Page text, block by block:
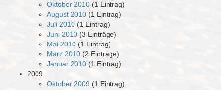
Oktober 2010 (1 Eintrag)
August 2010 (1 Eintrag)
Juli 2010 (1 Eintrag)
Juni 2010 (3 Einträge)
Mai 2010 (1 Eintrag)
März 2010 (2 Einträge)
Januar 2010 (1 Eintrag)
2009
Oktober 2009 (1 Eintrag)